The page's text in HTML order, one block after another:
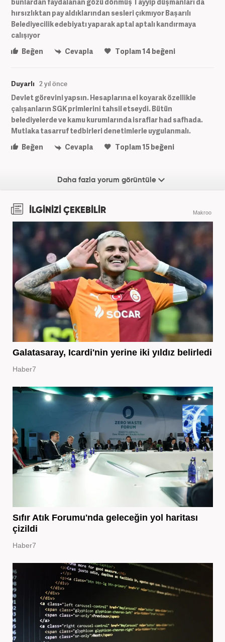
hırsızlıktan pay aldıklarından sesleri çıkmıyor Başarılı
Belediyecilik edebiyatı yaparak aptal aptalı kandırmaya
calışıyor
Beğen
Cevapla Toplam14 beğeni
Duyarlı 2 yıl önce
Devlet görevini yapsın. Hesaplarına el koyarak özellikle
çalışanların SGK primlerini tahsil etseydi. Bütün
belediyelerde ve kamu kurumlarında israflar had safhada.
Mutlaka tasarruf tedbirleri denetimlerle uygulanmalı.
Beğen
Cevapla Toplam15beğeni
Daha fazla yorum görüntüle
İLGİNİZİ ÇEKEBİLİR Makroo
Galatasaray, Icardi'nin yerine iki yıldız belirledi
Haber7
Sıfır Atık Forumu'nda geleceğin yol haritası
çizildi
Haber7